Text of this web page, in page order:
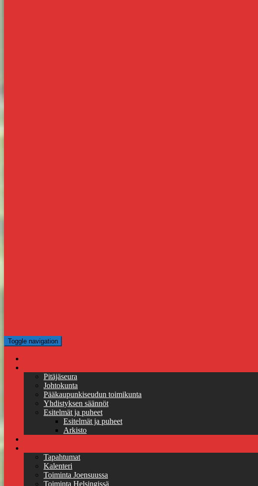
Toggle navigation
Pitäjäseura
Johtokunta
Pääkaupunkiseudun toimikunta
Yhdistyksen säännöt
Esitelmät ja puheet
Esitelmät ja puheet
Arkisto
Tapahtumat
Kalenteri
Toiminta Joensuussa
Toiminta Helsingissä